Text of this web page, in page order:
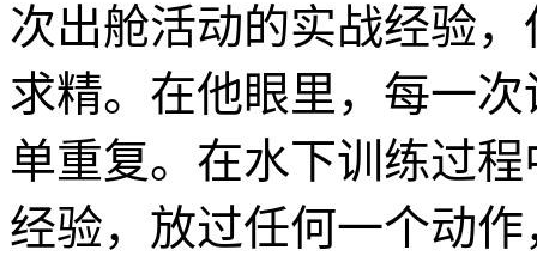
次出舱活动的实战经验
求精。在他眼里，每一
单重复。在水下训练过
经验，放过任何一个动